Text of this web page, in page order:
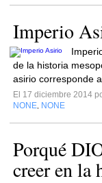
Imperio
de la historia
asirio corresponde
El 17 diciembre 2014
NONE NONE
Porqué
creer en la